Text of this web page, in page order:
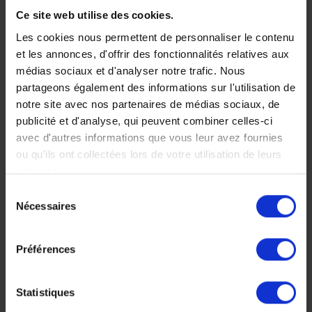
Ce site web utilise des cookies.
Les cookies nous permettent de personnaliser le contenu
et les annonces, d'offrir des fonctionnalités relatives aux
médias sociaux et d'analyser notre trafic. Nous
partageons également des informations sur l'utilisation de
notre site avec nos partenaires de médias sociaux, de
publicité et d'analyse, qui peuvent combiner celles-ci
avec d'autres informations que vous leur avez fournies
ou qu'ils ont collectées lors de votre utilisation de leurs
services.
Nécessaires
Préférences
Statistiques
Malawi
Au volant de votre 4x4,
vous parcourez 1000 kms
sur des routes en bon
état pour découvrir les
différentes facettes du
Malawi : montagnes,
villages colorés, réserves
naturelles et plages
700 €